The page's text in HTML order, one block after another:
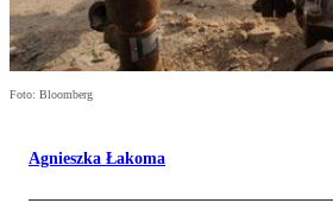
Foto: Bloomberg
Agnieszka Łakoma